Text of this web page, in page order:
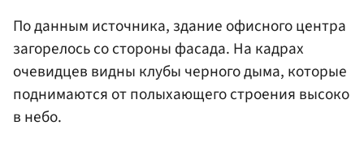
По данным источника, здание офисного центра
загорелось со стороны фасада. На кадрах
очевидцев видны клубы черного дыма, которые
поднимаются от полыхающего строения высоко
в небо.